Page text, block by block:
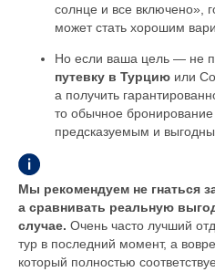
солнце и все включено»,
может стать хорошим
Но если ваша цель — не
путевку в Турцию или
а получить
то обычное
предсказуемым и
Мы рекомендуем не гнаться
а сравнивать реальную
случае. Очень часто лучший
тур в последний момент, а
который полностью